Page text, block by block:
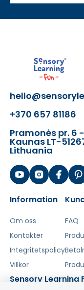
+370 657 81186
Pramonės pr. 6 -
Kaunas LT-
Lithuania
Information
Om oss
Kontakter
Integritetspolicy
Villkor
FAQ
Sensory Learning